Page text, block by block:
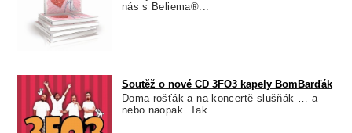
nás s Beliema®...
Soutěž o nové CD 3FO3 kapely BomBarďák
Doma rošťák a na koncertě slušňák … a
nebo naopak. Tak...